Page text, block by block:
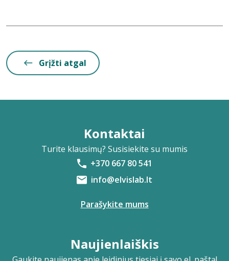
Grįžti atgal
Kontaktai
Turite klausimų? Susisiekite su mumis
+370 667 80 541
info@elvislab.lt
Parašykite mums
Naujienlaiškis